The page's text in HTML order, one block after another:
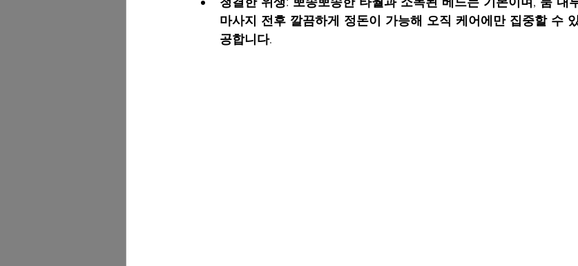
마사지 전후 깔끔하게 정돈이 가능해 오직 케어에만 집중할 수
공합니다.